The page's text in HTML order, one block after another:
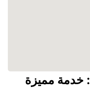
خدمة مميزة